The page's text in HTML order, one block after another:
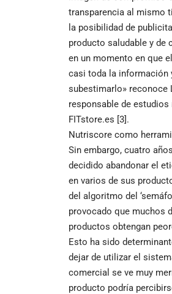
transparencia al mismo
la posibilidad de
producto saludable y de
en un momento en que
casi toda la información
subestimarlo» reconoce
responsable de
FITstore.es [3].
Nutriscore como
Sin embargo, cuatro
decidido abandonar el
en varios de sus
del algoritmo del
provocado que muchos
productos obtengan
Esto ha sido
dejar de utilizar el
comercial se ve muy
producto podría